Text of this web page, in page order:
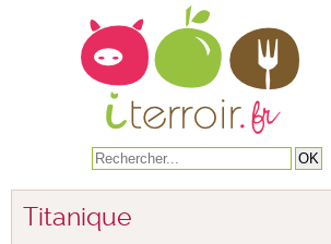
Titanique